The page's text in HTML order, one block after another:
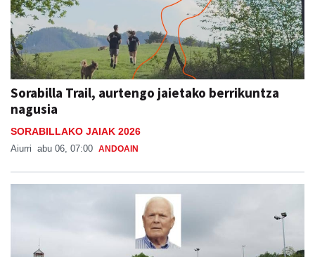
Sorabilla Trail, aurtengo jaietako berrikuntza
nagusia
SORABILLAKO JAIAK 2026
Aiurri abu 06, 07:00 ANDOAIN